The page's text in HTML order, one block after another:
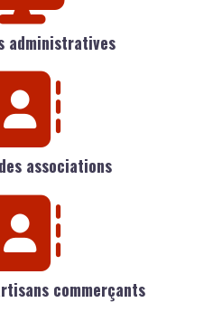
administratives
associations
commerçants